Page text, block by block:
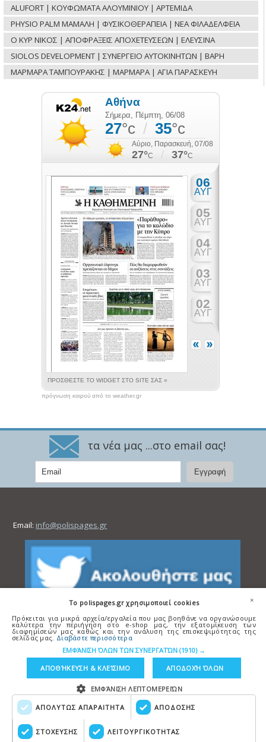
ALUFORT | ΚΟΥΦΩΜΑΤΑ ΑΛΟΥΜΙΝΙΟΥ | ΑΡΤΕΜΙΔΑ
PHYSIO PALM ΜΑΜΑΛΗ | ΦΥΣΙΚΟΘΕΡΑΠΕΙΑ | ΝΕΑ ΦΙΛΑΔΕΛΦΕΙΑ
Ο ΚΥΡ ΝΙΚΟΣ | ΑΠΟΦΡΑΞΕΙΣ ΑΠΟΧΕΤΕΥΣΕΩΝ | ΕΛΕΥΣΙΝΑ
SIOLOS DEVELOPMENT | ΣΥΝΕΡΓΕΙΟ ΑΥΤΟΚΙΝΗΤΩΝ | ΒΑΡΗ
ΜΑΡΜΑΡΑ ΤΑΜΠΟΥΡΑΚΗΣ | ΜΑΡΜΑΡΑ | ΑΓΙΑ ΠΑΡΑΣΚΕΥΗ
πρόγνωση καιρού από το weather.gr
τα νέα μας ...στο email σας!
Email: info@polispages.gr
Copyright © polispages.gr Κατασκευή ιστοσελίδων
×
To polispages.gr χρησιμοποιεί cookies
Πρόκειται για μικρά αρχεία/εργαλεία που μας βοηθάνε να οργανώσουμε
καλύτερα την περιήγηση στο e-shop μας, την εξατομίκευση των
διαφημίσεών μας καθώς και την ανάλυση της επισκεψιμότητας της
σελίδας μας. Διαβάστε περισσότερα
ΕΜΦΆΝΙΣΗ ΌΛΩΝ ΤΩΝ ΣΥΝΕΡΓΑΤΏΝ (1910) →
ΑΠΟΛΥΤΩΣ ΑΠΑΡΑΙΤΗΤΑ ΑΠΟΔΟΣΗΣ
ΣΤΟΧΕΥΣΗΣ ΛΕΙΤΟΥΡΓΙΚΟΤΗΤΑΣ
ΑΠΟΘΉΚΕΥΣΗ & ΚΛΕΊΣΙΜΟ ΑΠΟΔΟΧΉ ΌΛΩΝ
ΕΜΦΆΝΙΣΗ ΛΕΠΤΟΜΕΡΕΙΏΝ